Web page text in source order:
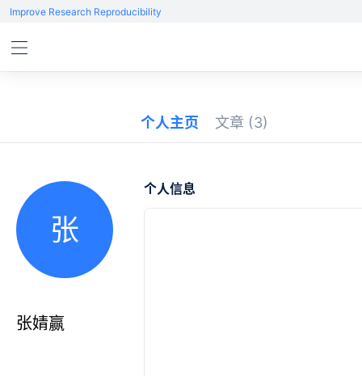
Improve Research Reproducibility
个人主页 文章 (3)
张
张婧赢
个人信息